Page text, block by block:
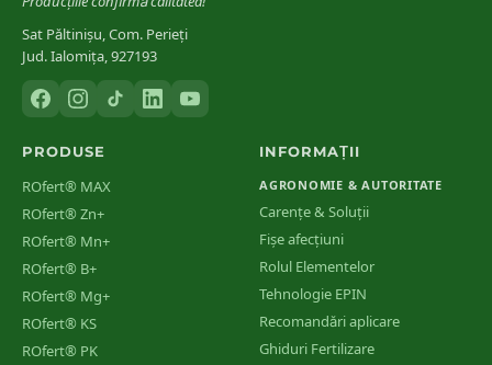
Sat Păltinișu, Com. Perieți
Jud. Ialomița, 927193
PRODUSE
ROfert® MAX
ROfert® Zn+
ROfert® Mn+
ROfert® B+
ROfert® Mg+
ROfert® KS
ROfert® PK
INFORMAȚII
AGRONOMIE & AUTORITATE
Carențe & Soluții
Fișe afecțiuni
Rolul Elementelor
Tehnologie EPIN
Recomandări aplicare
Ghiduri Fertilizare